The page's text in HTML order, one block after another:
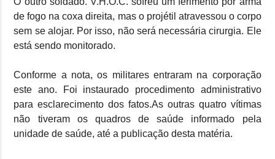
de fogo na coxa direita, mas o projétil atravessou o corpo
sem se alojar. Por isso, não será necessária cirurgia. Ele
está sendo monitorado.
Conforme a nota, os militares entraram na corporação
este ano. Foi instaurado procedimento administrativo
para esclarecimento dos fatos.As outras quatro vítimas
não tiveram os quadros de saúde informado pela
unidade de saúde, até a publicação desta matéria.